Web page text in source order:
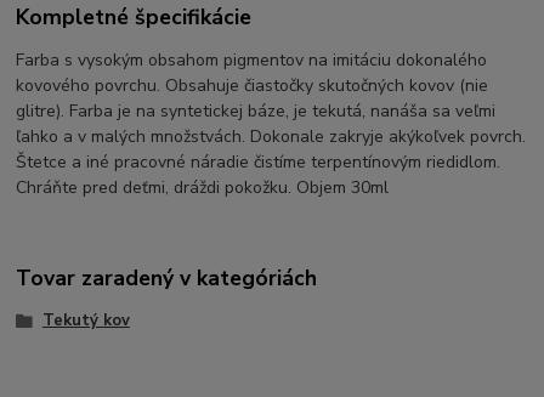
Kompletné špecifikácie
Farba s vysokým obsahom pigmentov na imitáciu dokonalého
kovového povrchu. Obsahuje čiastočky skutočných kovov (nie
glitre). Farba je na syntetickej báze, je tekutá, nanáša sa veľmi
ľahko a v malých množstvách. Dokonale zakryje akýkoľvek povrch.
Štetce a iné pracovné náradie čistíme terpentínovým riedidlom.
Chráňte pred deťmi, dráždi pokožku. Objem 30ml
Tovar zaradený v kategóriách
Tekutý kov